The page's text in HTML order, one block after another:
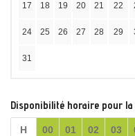
17 18 19 20 21 22
24 25 26 27 28 29
31
Disponibilité horaire pour
H 00 01 02 03